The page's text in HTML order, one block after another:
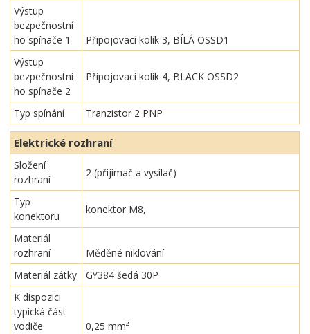
Výstup
bezpečnostní
ho spínače 1
Připojovací kolík 3, BÍLÁ OSSD1
Výstup
bezpečnostní
ho spínače 2
Připojovací kolík 4, BLACK OSSD2
Typ spínání Tranzistor 2 PNP
Elektrické rozhraní
Složení
rozhraní
2 (přijímač a vysílač)
Typ
konektoru
konektor M8,
Materiál
rozhraní
Měděné niklování
Materiál zátky
GY384 šedá 30P
K dispozici
typická část
vodiče
0,25 mm²